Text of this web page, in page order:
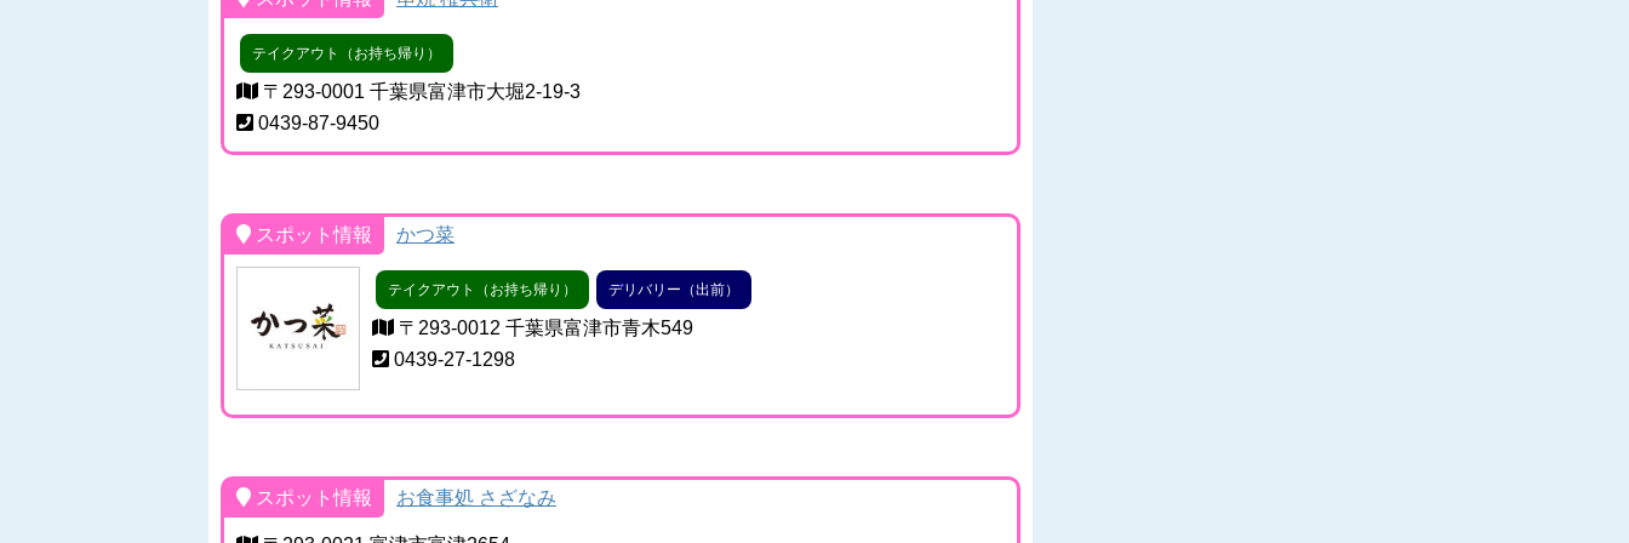
テイクアウト（お持ち帰り）
〒293-0001 千葉県富津市大堀2-19-3
0439-87-9450
スポット情報 かつ菜
テイクアウト（お持ち帰り） デリバリー（出前）
〒293-0012 千葉県富津市青木549
0439-27-1298
スポット情報 お食事処 さざなみ